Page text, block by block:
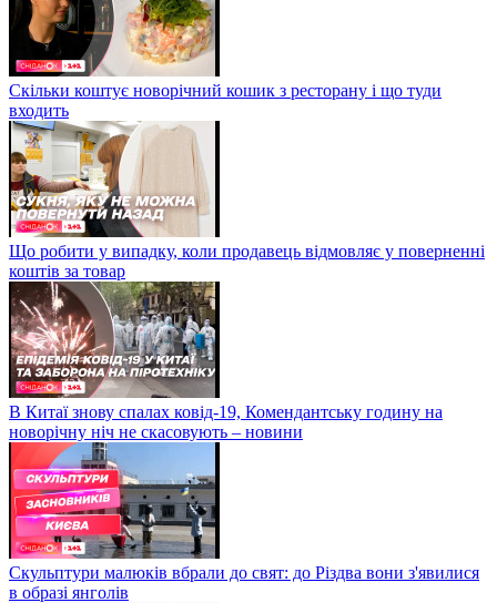
Скільки коштує новорічний кошик з ресторану і що туди
входить
Що робити у випадку, коли продавець відмовляє у поверненні
коштів за товар
В Китаї знову спалах ковід-19, Комендантську годину на
новорічну ніч не скасовують – новини
Скульптури малюків вбрали до свят: до Різдва вони з'явилися
в образі янголів